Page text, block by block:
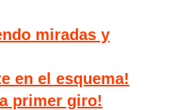
miradas y
en el esquema!
primer giro!